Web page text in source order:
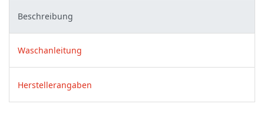
Beschreibung
Waschanleitung
Herstellerangaben